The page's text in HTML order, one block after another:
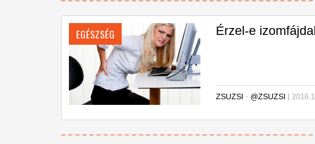
EGÉSZSÉG Érzel-e
ZSUZSI -@ZSUZSI |